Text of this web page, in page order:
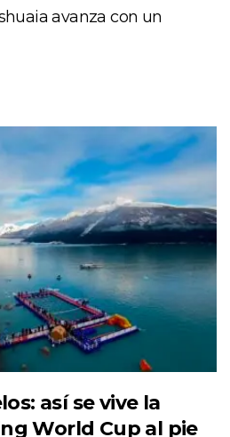
avanza con un
así se vive la
World Cup al pie